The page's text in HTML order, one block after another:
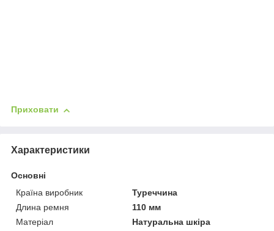
Приховати
Характеристики
Основні
Країна виробник
Туреччина
Длина ремня
110 мм
Матеріал
Натуральна шкіра